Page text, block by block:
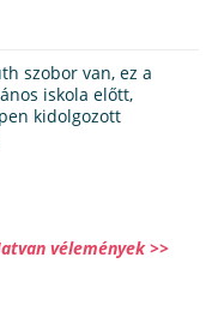
szobor van, ez a
iskola előtt,
kidolgozott
vélemények >>